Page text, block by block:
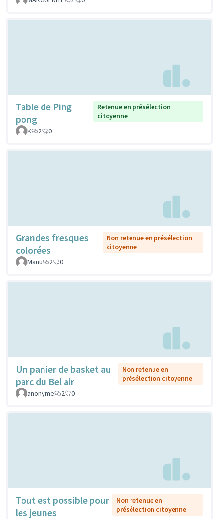
Table de Ping
pong
Retenue en présélection
citoyenne
K
2 0
Grandes fresques
colorées
Non retenue en présélection
citoyenne
Manu
2 0
Un panier de basket au
parc du Bel air
Non retenue en
présélection citoyenne
anonyme
2 0
Tout est possible pour
les jeunes
Non retenue en
présélection citoyenne